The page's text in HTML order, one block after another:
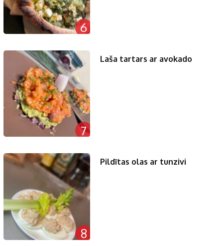
6
7
Laša tartars ar avokado
8
Pildītas olas ar tunzivi